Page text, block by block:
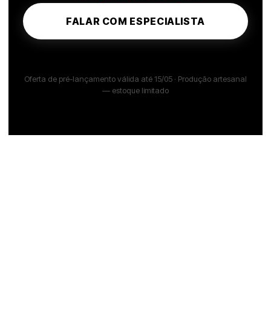
FALAR COM ESPECIALISTA
Oferta de pré-lançamento válida até 15/05 · Produção artesanal
— estoque limitado